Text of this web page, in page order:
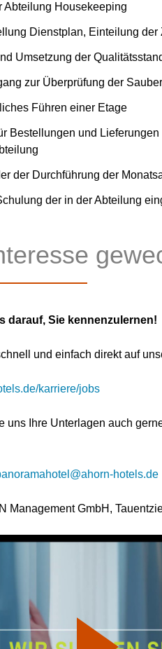
Abteilung Housekeeping
Dienstplan, Einteilung der
Umsetzung der
zur Überprüfung der
Führen einer Etage
Bestellungen und
der Durchführung der
der in der Abteilung
darauf, Sie kennenzulernen!
und einfach direkt auf
karriere/jobs
uns Ihre Unterlagen auch
hotels.de
Management GmbH,